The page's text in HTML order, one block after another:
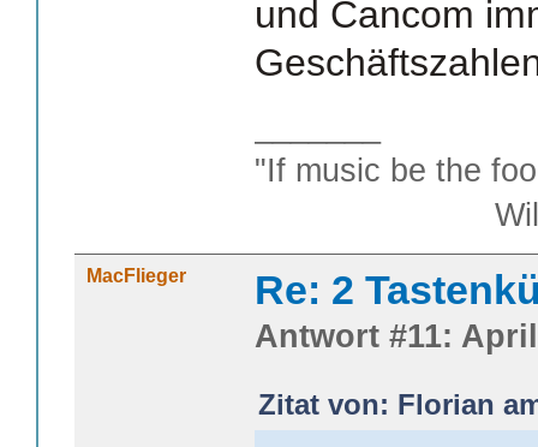
und Cancom
"If music be the
William
MacFlieger Re: 2
Antwort #11:
Zitat von: Florian